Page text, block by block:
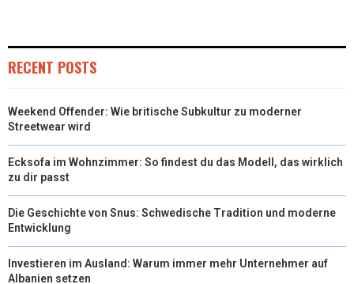
RECENT POSTS
Weekend Offender: Wie britische Subkultur zu moderner
Streetwear wird
Ecksofa im Wohnzimmer: So findest du das Modell, das wirklich
zu dir passt
Die Geschichte von Snus: Schwedische Tradition und moderne
Entwicklung
Investieren im Ausland: Warum immer mehr Unternehmer auf
Albanien setzen